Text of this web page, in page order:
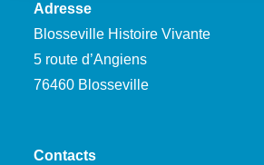
Adresse
Blosseville Histoire Vivante
5 route d’Angiens
76460 Blosseville
Contacts